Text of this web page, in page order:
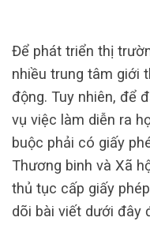
Để phát triển thị
nhiều trung tâm giới
động. Tuy nhiên, để
vụ việc làm diễn ra
buộc phải có giấy
Thương binh và Xã
thủ tục cấp giấy
dõi bài viết dưới đây